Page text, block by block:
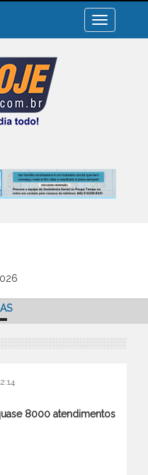
Toggle
navigation
8000 atendimentos